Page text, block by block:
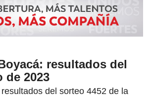
resultados del
de 2023
del sorteo 4452 de la